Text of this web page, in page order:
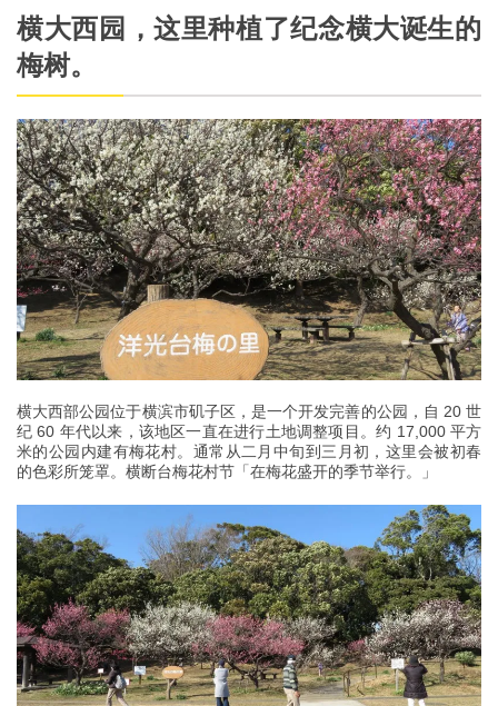
横大西园，这里种植了纪念横大诞生的
梅树。
横大西部公园位于横滨市矶子区，是一个开发完善的公园，自 20 世
纪 60 年代以来，该地区一直在进行土地调整项目。约 17,000 平方
米的公园内建有梅花村。通常从二月中旬到三月初，这里会被初春
的色彩所笼罩。横断台梅花村节「在梅花盛开的季节举行。」